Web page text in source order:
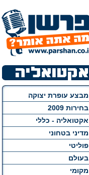
מבצע עופרת יצוקה
בחירות 2009
אקטואליה - כללי
מדיני בטחוני
פוליטי
בעולם
מקומי